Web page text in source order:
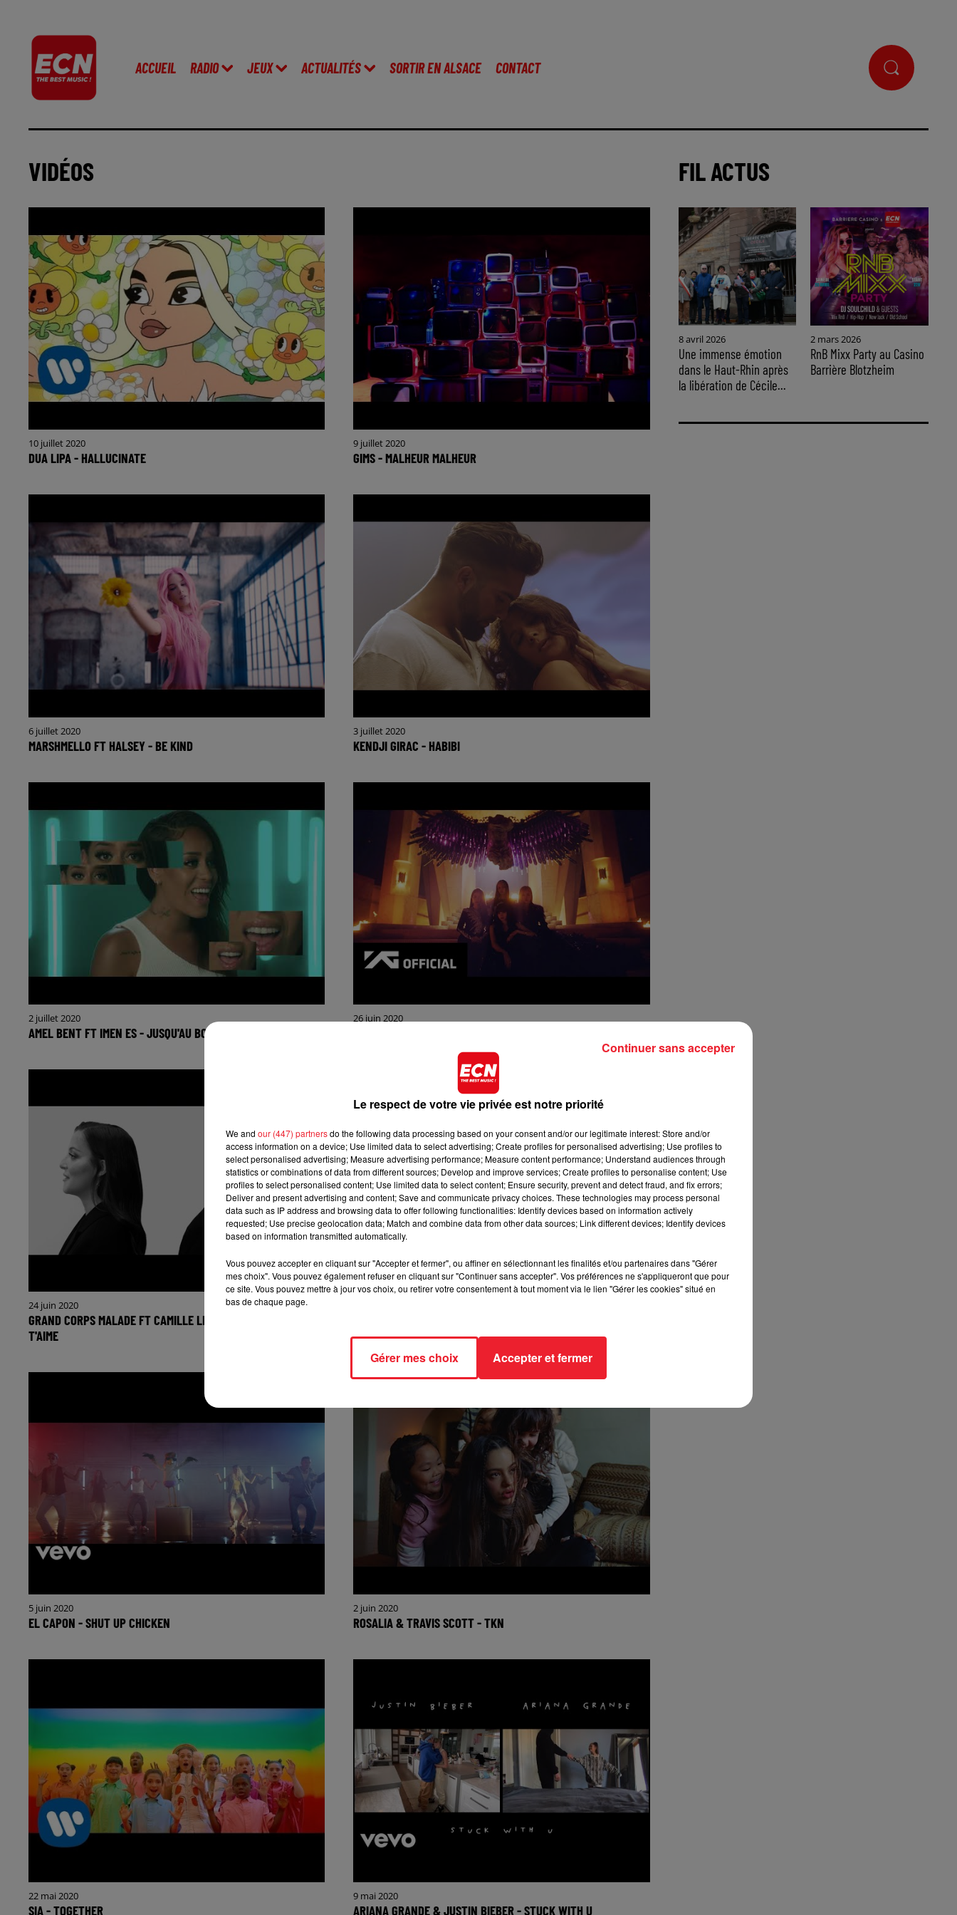
ACCUEIL RADIO JEUX ACTUALITÉS SORTIR EN ALSACE CONTACT
VIDÉOS
10 juillet 2020
DUA LIPA - HALLUCINATE
9 juillet 2020
GIMS - MALHEUR MALHEUR
6 juillet 2020
MARSHMELLO FT HALSEY - BE KIND
3 juillet 2020
KENDJI GIRAC - HABIBI
2 juillet 2020
AMEL BENT FT IMEN ES - JUSQU'AU BOUT
26 juin 2020
24 juin 2020
GRAND CORPS MALADE FT CAMILLE LELLOUCHE - MAIS JE
T'AIME
5 juin 2020
EL CAPON - SHUT UP CHICKEN
2 juin 2020
ROSALIA & TRAVIS SCOTT - TKN
22 mai 2020
SIA - TOGETHER
9 mai 2020
ARIANA GRANDE & JUSTIN BIEBER - STUCK WITH U
FIL ACTUS
8 avril 2026
Une immense émotion
dans le Haut-Rhin après
la libération de Cécile...
2 mars 2026
RnB Mixx Party au Casino
Barrière Blotzheim
Le respect de votre vie privée est notre priorité
We and our (447) partnersdo the following data processing based on your consent and/or our legitimate interest: Store and/or
access information on a device; Use limited data to select advertising; Create profiles for personalised advertising; Use profiles to
select personalised advertising; Measure advertising performance; Measure content performance; Understand audiences through
statistics or combinations of data from different sources; Develop and improve services; Create profiles to personalise content; Use
profiles to select personalised content; Use limited data to select content; Ensure security, prevent and detect fraud, and fix errors;
Deliver and present advertising and content; Save and communicate privacy choices. These technologies may process personal
data such as IP address and browsing data to offer following functionalities: Identify devices based on information actively
requested; Use precise geolocation data; Match and combine data from other data sources; Link different devices; Identify devices
based on information transmitted automatically.
Vous pouvez accepter en cliquant sur "Accepter et fermer", ou affiner en sélectionnant les finalités et/ou partenaires dans "Gérer
mes choix". Vous pouvez également refuser en cliquant sur "Continuer sans accepter". Vos préférences ne s'appliqueront que pour
ce site. Vous pouvez mettre à jour vos choix, ou retirer votre consentement à tout moment via le lien "Gérer les cookies" situé en
bas de chaque page.
Gérer mes choix Accepter et fermer
Continuer sans accepter